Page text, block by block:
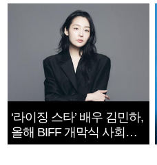
‘라이징 스타’ 배우 김민하,
올해 BIFF 개막식 사회자
확정